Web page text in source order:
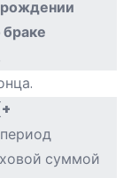
рождении
суммой